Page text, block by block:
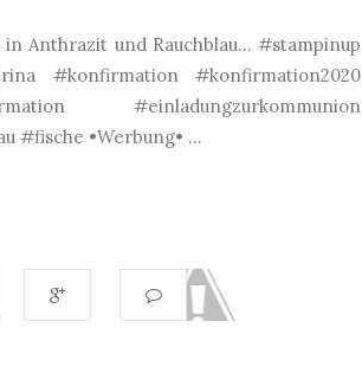
Anthrazit und Rauchblau... #stampinup
#konfirmation #konfirmation2020
#einladungzurkommunion
#fische •Werbung• ...